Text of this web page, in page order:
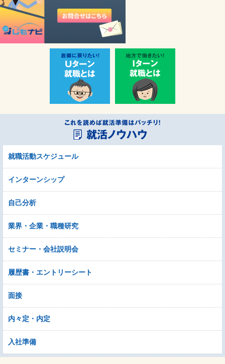
就職活動スケジュール
インターンシップ
自己分析
業界・企業・職種研究
セミナー・会社説明会
履歴書・エントリーシート
面接
内々定・内定
入社準備